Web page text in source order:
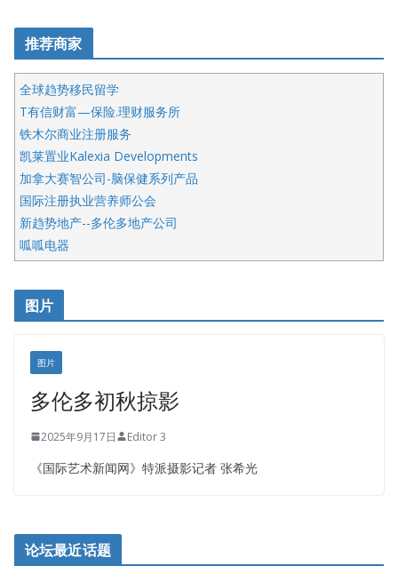
推荐商家
全球趋势移民留学
T有信财富—保险.理财服务所
铁木尔商业注册服务
凯莱置业Kalexia Developments
加拿大赛智公司-脑保健系列产品
国际注册执业营养师公会
新趋势地产--多伦多地产公司
呱呱电器
开明车行KS CAR SALES & SERVICE
皇后金融集团
铁木尔商业注册服务
图片
图片
多伦多初秋掠影
2025年9月17日 Editor 3
《国际艺术新闻网》特派摄影记者 张希光
论坛最近话题